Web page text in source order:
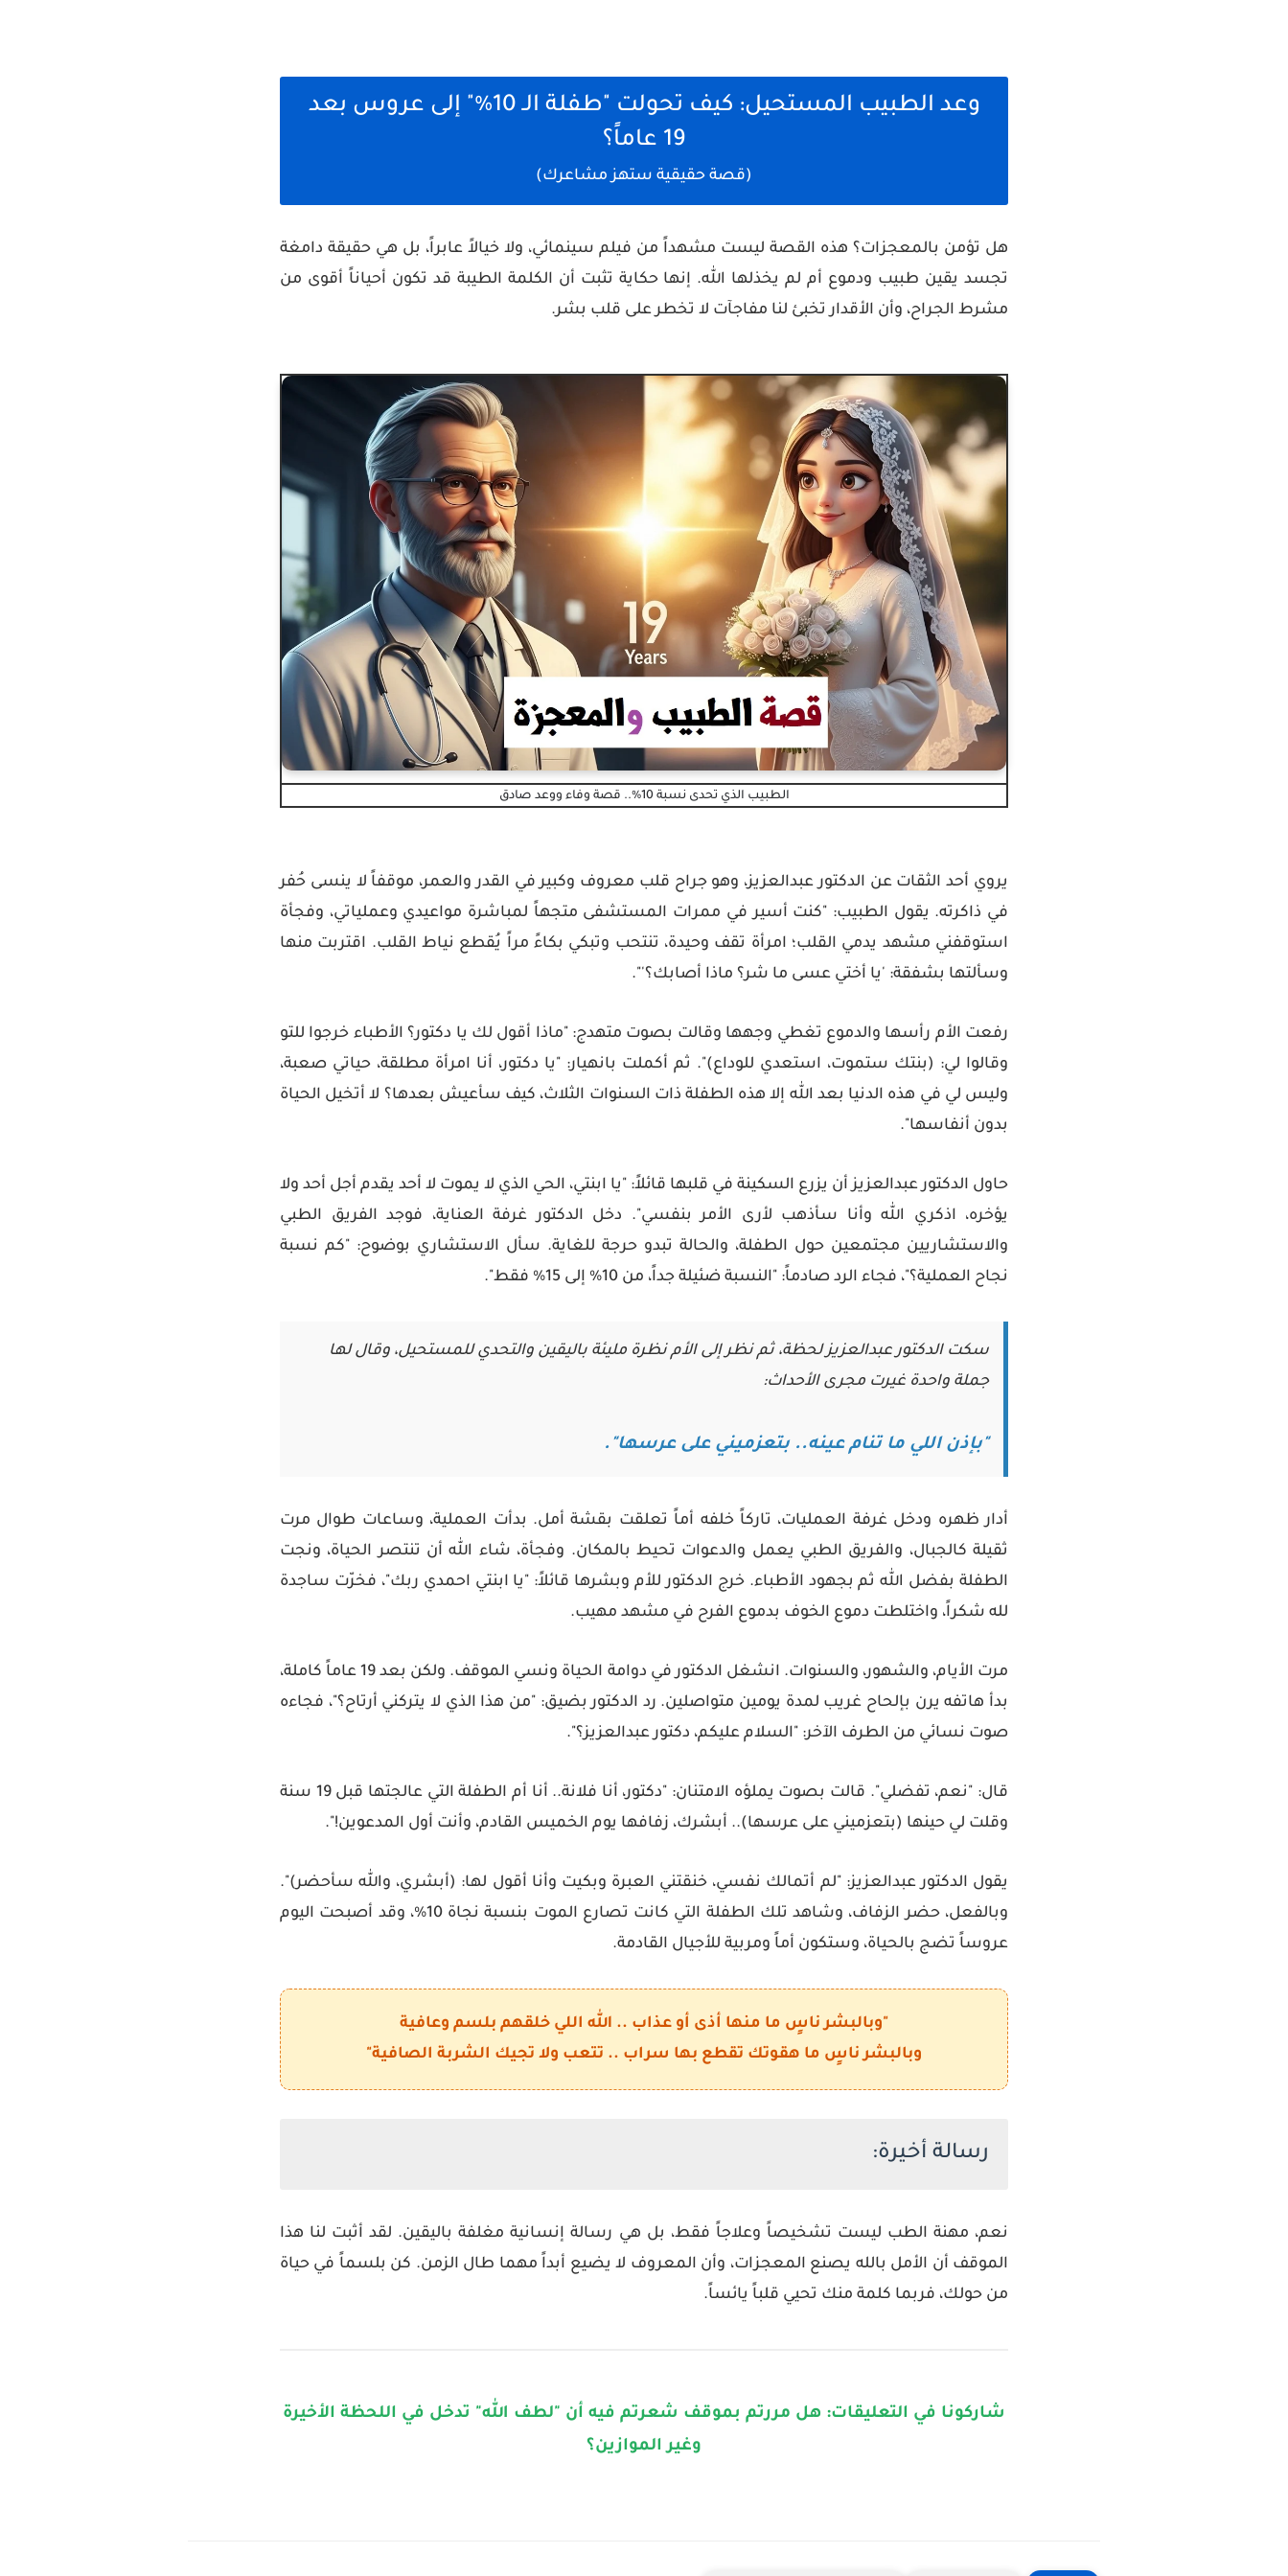
وعد الطبيب المستحيل: كيف تحولت "طفلة الـ 10%" إلى عروس بعد
19 عاماً؟
(قصة حقيقية ستهز مشاعرك)
هل تؤمن بالمعجزات؟ هذه القصة ليست مشهداً من فيلم سينمائي، ولا خيالاً عابراً، بل هي حقيقة دامغة
تجسد يقين طبيب ودموع أم لم يخذلها الله. إنها حكاية تثبت أن الكلمة الطيبة قد تكون أحياناً أقوى من
مشرط الجراح، وأن الأقدار تخبئ لنا مفاجآت لا تخطر على قلب بشر.
الطبيب الذي تحدى نسبة 10%.. قصة وفاء ووعد صادق
يروي أحد الثقات عن الدكتور عبدالعزيز، وهو جراح قلب معروف وكبير في القدر والعمر، موقفاً لا ينسى حُفر
في ذاكرته. يقول الطبيب: "كنت أسير في ممرات المستشفى متجهاً لمباشرة مواعيدي وعملياتي، وفجأة
استوقفني مشهد يدمي القلب؛ امرأة تقف وحيدة، تنتحب وتبكي بكاءً مراً يُقطع نياط القلب. اقتربت منها
وسألتها بشفقة: 'يا أختي عسى ما شر؟ ماذا أصابك؟'".
رفعت الأم رأسها والدموع تغطي وجهها وقالت بصوت متهدج: "ماذا أقول لك يا دكتور؟ الأطباء خرجوا للتو
وقالوا لي: (بنتك ستموت، استعدي للوداع)". ثم أكملت بانهيار: "يا دكتور، أنا امرأة مطلقة، حياتي صعبة،
وليس لي في هذه الدنيا بعد الله إلا هذه الطفلة ذات السنوات الثلاث، كيف سأعيش بعدها؟ لا أتخيل الحياة
بدون أنفاسها".
حاول الدكتور عبدالعزيز أن يزرع السكينة في قلبها قائلاً: "يا ابنتي، الحي الذي لا يموت لا أحد يقدم أجل أحد ولا
يؤخره، اذكري الله وأنا سأذهب لأرى الأمر بنفسي". دخل الدكتور غرفة العناية، فوجد الفريق الطبي
والاستشاريين مجتمعين حول الطفلة، والحالة تبدو حرجة للغاية. سأل الاستشاري بوضوح: "كم نسبة
نجاح العملية؟"، فجاء الرد صادماً: "النسبة ضئيلة جداً، من 10% إلى 15% فقط" .
سكت الدكتور عبدالعزيز لحظة، ثم نظر إلى الأم نظرة مليئة باليقين والتحدي للمستحيل، وقال لها
جملة واحدة غيرت مجرى الأحداث:
"بإذن اللي ما تنام عينه.. بتعزميني على عرسها".
أدار ظهره ودخل غرفة العمليات، تاركاً خلفه أماً تعلقت بقشة أمل. بدأت العملية، وساعات طوال مرت
ثقيلة كالجبال، والفريق الطبي يعمل والدعوات تحيط بالمكان. وفجأة، شاء الله أن تنتصر الحياة، ونجت
الطفلة بفضل الله ثم بجهود الأطباء. خرج الدكتور للأم وبشرها قائلاً: "يا ابنتي احمدي ربك"، فخرّت ساجدة
لله شكراً، واختلطت دموع الخوف بدموع الفرح في مشهد مهيب.
مرت الأيام، والشهور، والسنوات. انشغل الدكتور في دوامة الحياة ونسي الموقف. ولكن بعد 19 عاماً كاملة
،
بدأ هاتفه يرن بإلحاح غريب لمدة يومين متواصلين. رد الدكتور بضيق: "من هذا الذي لا يتركني أرتاح؟"، فجاءه
صوت نسائي من الطرف الآخر: "السلام عليكم، دكتور عبدالعزيز؟".
قال: "نعم، تفضلي". قالت بصوت يملؤه الامتنان: "دكتور، أنا فلانة.. أنا أم الطفلة التي عالجتها قبل 19 سنة
وقلت لي حينها (بتعزميني على عرسها).. أبشرك، زفافها يوم الخميس القادم، وأنت أول المدعوين!".
يقول الدكتور عبدالعزيز: "لم أتمالك نفسي، خنقتني العبرة وبكيت وأنا أقول لها: (أبشري، والله سأحضر)".
وبالفعل، حضر الزفاف، وشاهد تلك الطفلة التي كانت تصارع الموت بنسبة نجاة 10%، وقد أصبحت اليوم
عروساً تضج بالحياة، وستكون أماً ومربية للأجيال القادمة.
"وبالبشر ناسٍ ما منها أذى أو عذاب .. الله اللي خلقهم بلسم وعافية
وبالبشر ناسٍ ما هقوتك تقطع بها سراب .. تتعب ولا تجيك الشربة الصافية"
رسالة أخيرة:
نعم، مهنة الطب ليست تشخيصاً وعلاجاً فقط، بل هي رسالة إنسانية مغلفة باليقين. لقد أثبت لنا هذا
الموقف أن الأمل بالله يصنع المعجزات، وأن المعروف لا يضيع أبداً مهما طال الزمن. كن بلسماً في حياة
من حولك، فربما كلمة منك تحيي قلباً يائساً.
شاركونا في التعليقات: هل مررتم بموقف شعرتم فيه أن "لطف الله" تدخل في اللحظة الأخيرة
وغير الموازين؟